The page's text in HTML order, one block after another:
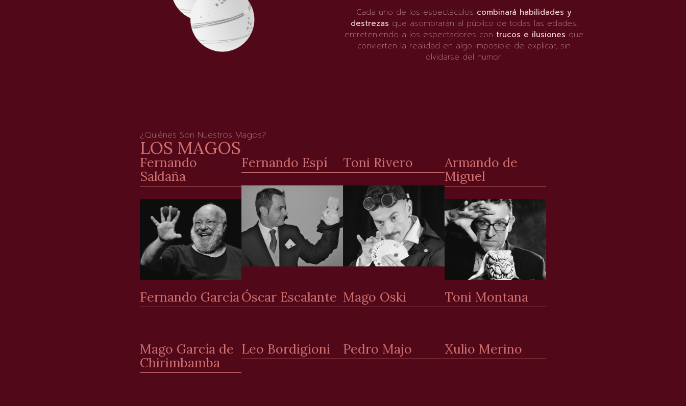
Cada uno de los espectáculos combinará habilidades y
destrezas que asombrarán al público de todas las edades,
entreteniendo a los espectadores con trucos e ilusiones que
convierten la realidad en algo imposible de explicar, sin
olvidarse del humor.
¿Quiénes Son Nuestros Magos?
LOS MAGOS
Fernando
Saldaña
Fernando Espí Toni Rivero
Armando de
Miguel
Fernando GarcíaÓscar Escalante Mago Oski Toni Montana
Mago García de
Chirimbamba
Leo Bordigioni Pedro Majo Xulio Merino